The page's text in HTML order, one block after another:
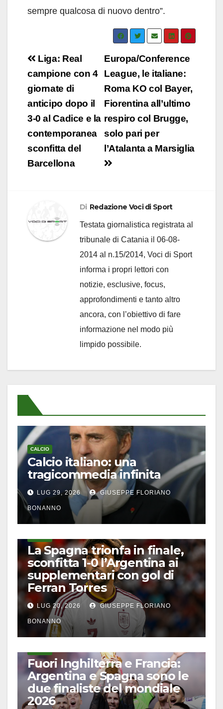
sempre qualcosa di nuovo dentro”.
Navigazione
articoli
Europa/Conference
League, le italiane:
Roma KO col Bayer,
Fiorentina all’ultimo
respiro col Brugge,
solo pari per
l’Atalanta a Marsiglia
Liga: Real
campione con 4
giornate di
anticipo dopo il
3-0 al Cadice e la
contemporanea
sconfitta del
Barcellona
Di Redazione Voci di Sport
Testata giornalistica registrata al
tribunale di Catania il 06-08-
2014 al n.15/2014, Voci di Sport
informa i propri lettori con
notizie, esclusive, focus,
approfondimenti e tanto altro
ancora, con l’obiettivo di fare
informazione nel modo più
limpido possibile.
CALCIO
Calcio italiano: una
tragicommedia infinita
LUG 29, 2026 GIUSEPPE FLORIANO
BONANNO
La Spagna trionfa in finale,
sconfitta 1-0 l’Argentina ai
supplementari con gol di
Ferran Torres
LUG 20, 2026 GIUSEPPE FLORIANO
BONANNO
Fuori Inghilterra e Francia:
Argentina e Spagna sono le
due finaliste del mondiale
2026